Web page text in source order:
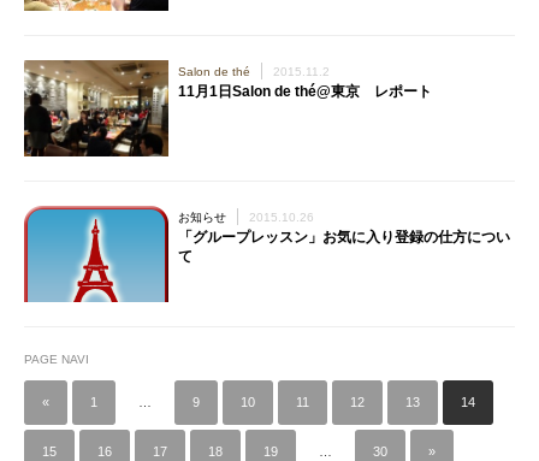
Salon de thé 2015.11.2
11月1日Salon de thé@東京 レポート
お知らせ 2015.10.26
「グループレッスン」お気に入り登録の仕方につい
て
PAGE NAVI
« 1 9 10 11 12 13 14
15 16 17 18 19 30 »